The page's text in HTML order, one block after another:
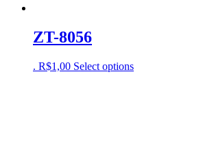
ZT-8056
. R$1,00 Select options